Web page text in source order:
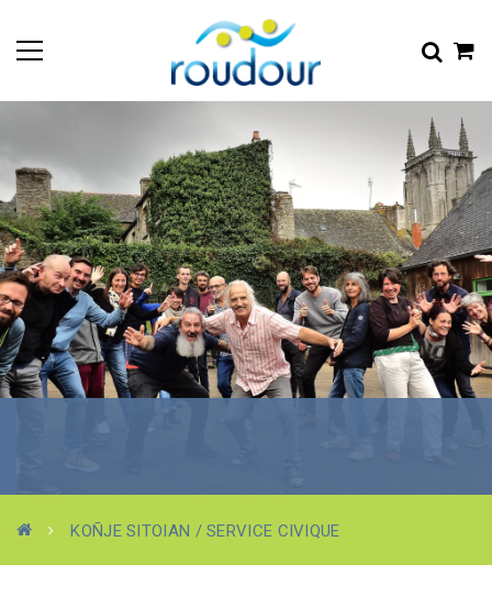
KOÑJE SITOIAN / SERVICE CIVIQUE